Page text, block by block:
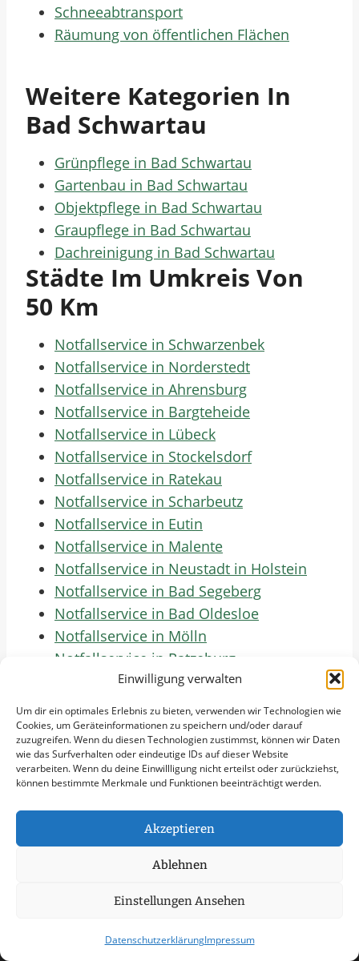
Einwilligung verwalten
Um dir ein optimales Erlebnis zu bieten, verwenden wir Technologien wie
Cookies, um Geräteinformationen zu speichern und/oder darauf
zuzugreifen. Wenn du diesen Technologien zustimmst, können wir Daten
wie das Surfverhalten oder eindeutige IDs auf dieser Website
verarbeiten. Wenn du deine Einwillligung nicht erteilst oder zurückziehst,
können bestimmte Merkmale und Funktionen beeinträchtigt werden.
Akzeptieren
Ablehnen
Einstellungen Ansehen
DatenschutzerklärungImpressum
Schneeabtransport
Räumung von öffentlichen Flächen
Weitere Kategorien In
Bad Schwartau
Grünpflege in Bad Schwartau
Gartenbau in Bad Schwartau
Objektpflege in Bad Schwartau
Graupflege in Bad Schwartau
Dachreinigung in Bad Schwartau
Städte Im Umkreis Von
50 Km
Notfallservice in Schwarzenbek
Notfallservice in Norderstedt
Notfallservice in Ahrensburg
Notfallservice in Bargteheide
Notfallservice in Lübeck
Notfallservice in Stockelsdorf
Notfallservice in Ratekau
Notfallservice in Scharbeutz
Notfallservice in Eutin
Notfallservice in Malente
Notfallservice in Neustadt in Holstein
Notfallservice in Bad Segeberg
Notfallservice in Bad Oldesloe
Notfallservice in Mölln
Notfallservice in Ratzeburg
Notfallservice in Preetz
Notfallservice in Plön
Notfallservice in Neumünster
Notfallservice in Henstedt-Ulzburg
Notfallservice in Kaltenkirchen
Jetzt Anfrage Stellen